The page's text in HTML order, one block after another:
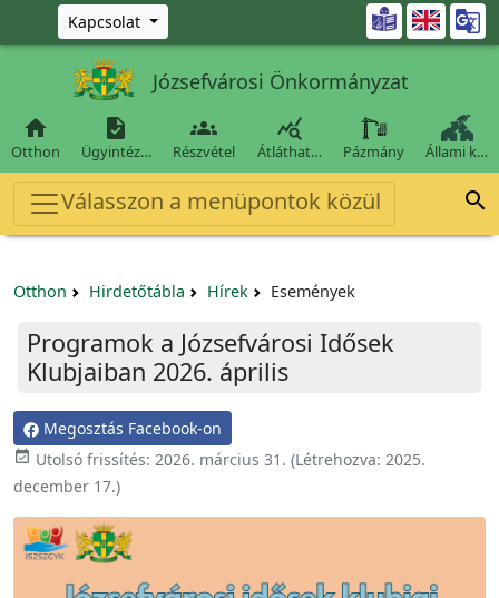
Ugrás a fő tartalomra
Kapcsolat 
Józsefvárosi Önkormányzat

Otthon

Ügyintéz…

Részvétel

Átláthat… Pázmány Állami k…
Válasszon a menüpontok közül 
Otthon Hirdetőtábla Hírek Események
Programok a Józsefvárosi Idősek
Klubjaiban 2026. április
Megosztás Facebook-on
 Utolsó frissítés: 2026. március 31. (Létrehozva: 2025.
december 17.)